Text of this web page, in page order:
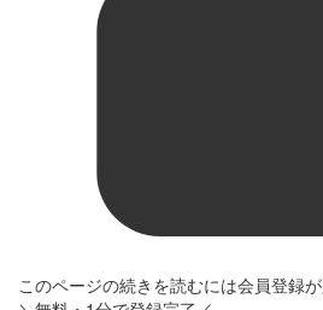
このページの続きを読むには会員登録